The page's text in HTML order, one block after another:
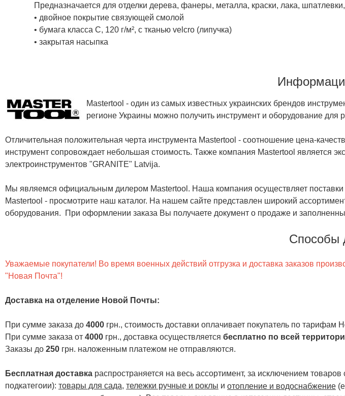
Предназначается для отделки дерева, фанеры, металла, краски, лака,
• двойное покрытие связующей смолой
• бумага класса С, 120 г/м², с тканью velcro (липучка)
• закрытая насыпка
Mastertool - один из самых известных украинских брендов
регионе Украины можно получить инструмент и оборудование для
Отличительная положительная черта инструмента Mastertool - соотношение цена-
инструмент сопровождает небольшая стоимость. Также компания Mastertool является
электроинструментов "GRANITE" Latvija.
Мы являемся официальным дилером Mastertool. Наша компания осуществляет
Mastertool - просмотрите наш каталог. На нашем сайте представлен широкий
оборудования. При оформлении заказа Вы получаете документ о продаже и
Способы
Уважаемые покупатели! Во время военных действий отгрузка и доставка заказов
"Новая Почта"!
Доставка на отделение Новой Почты:
При сумме заказа до 4000 грн., стоимость доставки оплачивает покупатель по тарифам
При сумме заказа от 4000 грн., доставка осуществляется бесплатно по всей
Заказы до 250 грн. наложенным платежом не отправляются.
Бесплатная доставка распространяется на весь ассортимент, за исключением
подкатегоии): товары для сада, тележки ручные и роклы и отопление и водоснабжение